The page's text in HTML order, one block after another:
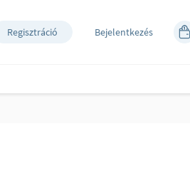
Regisztráció Bejelentkezés